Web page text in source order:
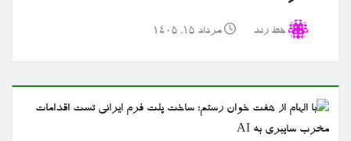
خط رند مرداد ۱۵, ۱۴۰۵